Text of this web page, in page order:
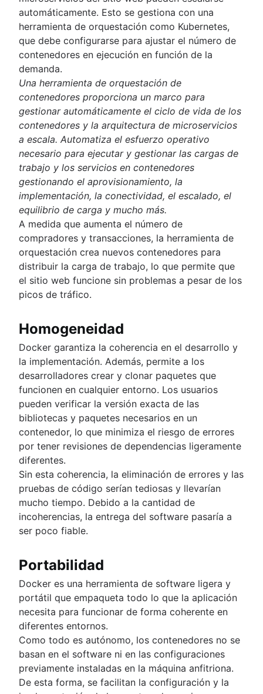
automáticamente. Esto se gestiona con una
herramienta de orquestación como Kubernetes,
que debe configurarse para ajustar el número de
contenedores en ejecución en función de la
demanda.
Una herramienta de orquestación de
contenedores proporciona un marco para
gestionar automáticamente el ciclo de vida de los
contenedores y la arquitectura de microservicios
a escala. Automatiza el esfuerzo operativo
necesario para ejecutar y gestionar las cargas de
trabajo y los servicios en contenedores
gestionando el aprovisionamiento, la
implementación, la conectividad, el escalado, el
equilibrio de carga y mucho más.
A medida que aumenta el número de
compradores y transacciones, la herramienta de
orquestación crea nuevos contenedores para
distribuir la carga de trabajo, lo que permite que
el sitio web funcione sin problemas a pesar de los
picos de tráfico.
Homogeneidad
Docker garantiza la coherencia en el desarrollo y
la implementación. Además, permite a los
desarrolladores crear y clonar paquetes que
funcionen en cualquier entorno. Los usuarios
pueden verificar la versión exacta de las
bibliotecas y paquetes necesarios en un
contenedor, lo que minimiza el riesgo de errores
por tener revisiones de dependencias ligeramente
diferentes.
Sin esta coherencia, la eliminación de errores y las
pruebas de código serían tediosas y llevarían
mucho tiempo. Debido a la cantidad de
incoherencias, la entrega del software pasaría a
ser poco fiable.
Portabilidad
Docker es una herramienta de software ligera y
portátil que empaqueta todo lo que la aplicación
necesita para funcionar de forma coherente en
diferentes entornos.
Como todo es autónomo, los contenedores no se
basan en el software ni en las configuraciones
previamente instaladas en la máquina anfitriona.
De esta forma, se facilitan la configuración y la